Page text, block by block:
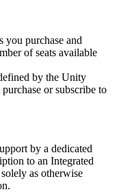
you purchase and
of seats available
by the Unity
or subscribe to
by a dedicated
to an Integrated
as otherwise